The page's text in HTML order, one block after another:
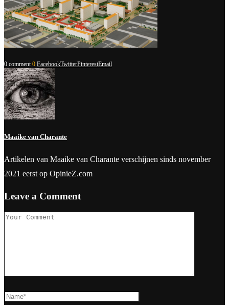
0 comment 0 FacebookTwitterPinterestEmail
Maaike van Charante
Artikelen van Maaike van Charante verschijnen sinds november
2021 eerst op OpinieZ.com
Leave a Comment